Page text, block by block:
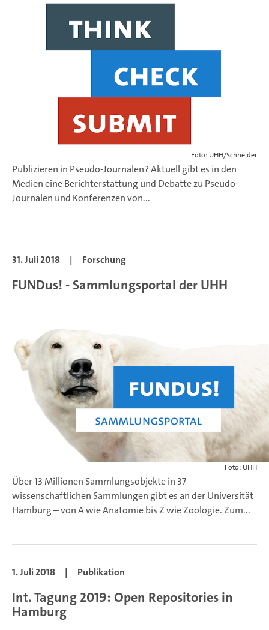
Foto: UHH/Schneider
Publizieren in Pseudo-Journalen? Aktuell gibt es in den
Medien eine Berichterstattung und Debatte zu Pseudo-
Journalen und Konferenzen von...
31. Juli 2018 | Forschung
FUNDus! - Sammlungsportal der UHH
Foto: UHH
Über 13 Millionen Sammlungsobjekte in 37
wissenschaftlichen Sammlungen gibt es an der Universität
Hamburg – von A wie Anatomie bis Z wie Zoologie. Zum...
1. Juli 2018 | Publikation
Int. Tagung 2019: Open Repositories in
Hamburg